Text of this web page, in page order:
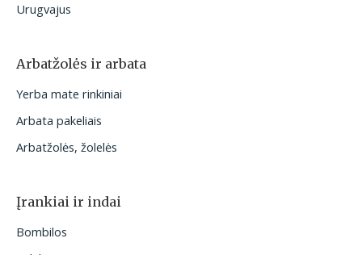
Urugvajus
Arbatžolės ir arbata
Yerba mate rinkiniai
Arbata pakeliais
Arbatžolės, žolelės
Įrankiai ir indai
Bombilos